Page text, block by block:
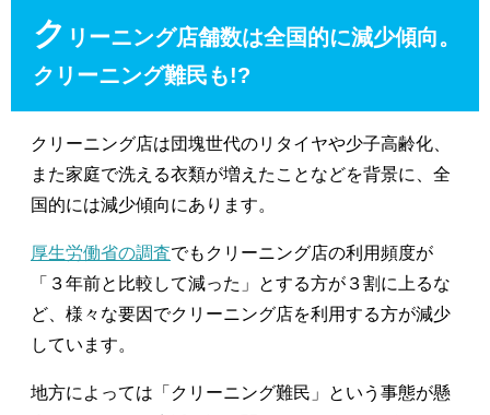
ク リーニング店舗数は全国的に減少傾向。
クリーニング難民も!?
クリーニング店は団塊世代のリタイヤや少子高齢化、
また家庭で洗える衣類が増えたことなどを背景に、全
国的には減少傾向にあります。
厚生労働省の調査でもクリーニング店の利用頻度が
「３年前と比較して減った」とする方が３割に上るな
ど、様々な要因でクリーニング店を利用する方が減少
しています。
地方によっては「クリーニング難民」という事態が懸